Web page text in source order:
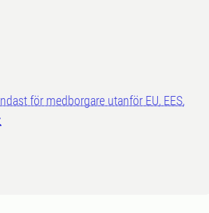
för medborgare utanför EU, EES,